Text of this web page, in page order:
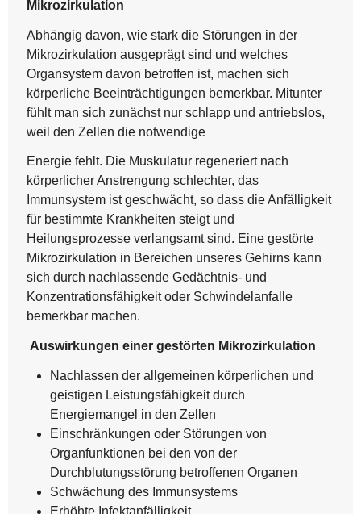
Mikrozirkulation
Abhängig davon, wie stark die Störungen in der
Mikrozirkulation ausgeprägt sind und welches
Organsystem davon betroffen ist, machen sich
körperliche Beeinträchtigungen bemerkbar. Mitunter
fühlt man sich zunächst nur schlapp und antriebslos,
weil den Zellen die notwendige
Energie fehlt. Die Muskulatur regeneriert nach
körperlicher Anstrengung schlechter, das
Immunsystem ist geschwächt, so dass die Anfälligkeit
für bestimmte Krankheiten steigt und
Heilungsprozesse verlangsamt sind. Eine gestörte
Mikrozirkulation in Bereichen unseres Gehirns kann
sich durch nachlassende Gedächtnis- und
Konzentrationsfähigkeit oder Schwindelanfalle
bemerkbar machen.
Auswirkungen einer gestörten Mikrozirkulation
Nachlassen der allgemeinen körperlichen und
geistigen Leistungsfähigkeit durch
Energiemangel in den Zellen
Einschränkungen oder Störungen von
Organfunktionen bei den von der
Durchblutungsstörung betroffenen Organen
Schwächung des Immunsystems
Erhöhte Infektanfälligkeit